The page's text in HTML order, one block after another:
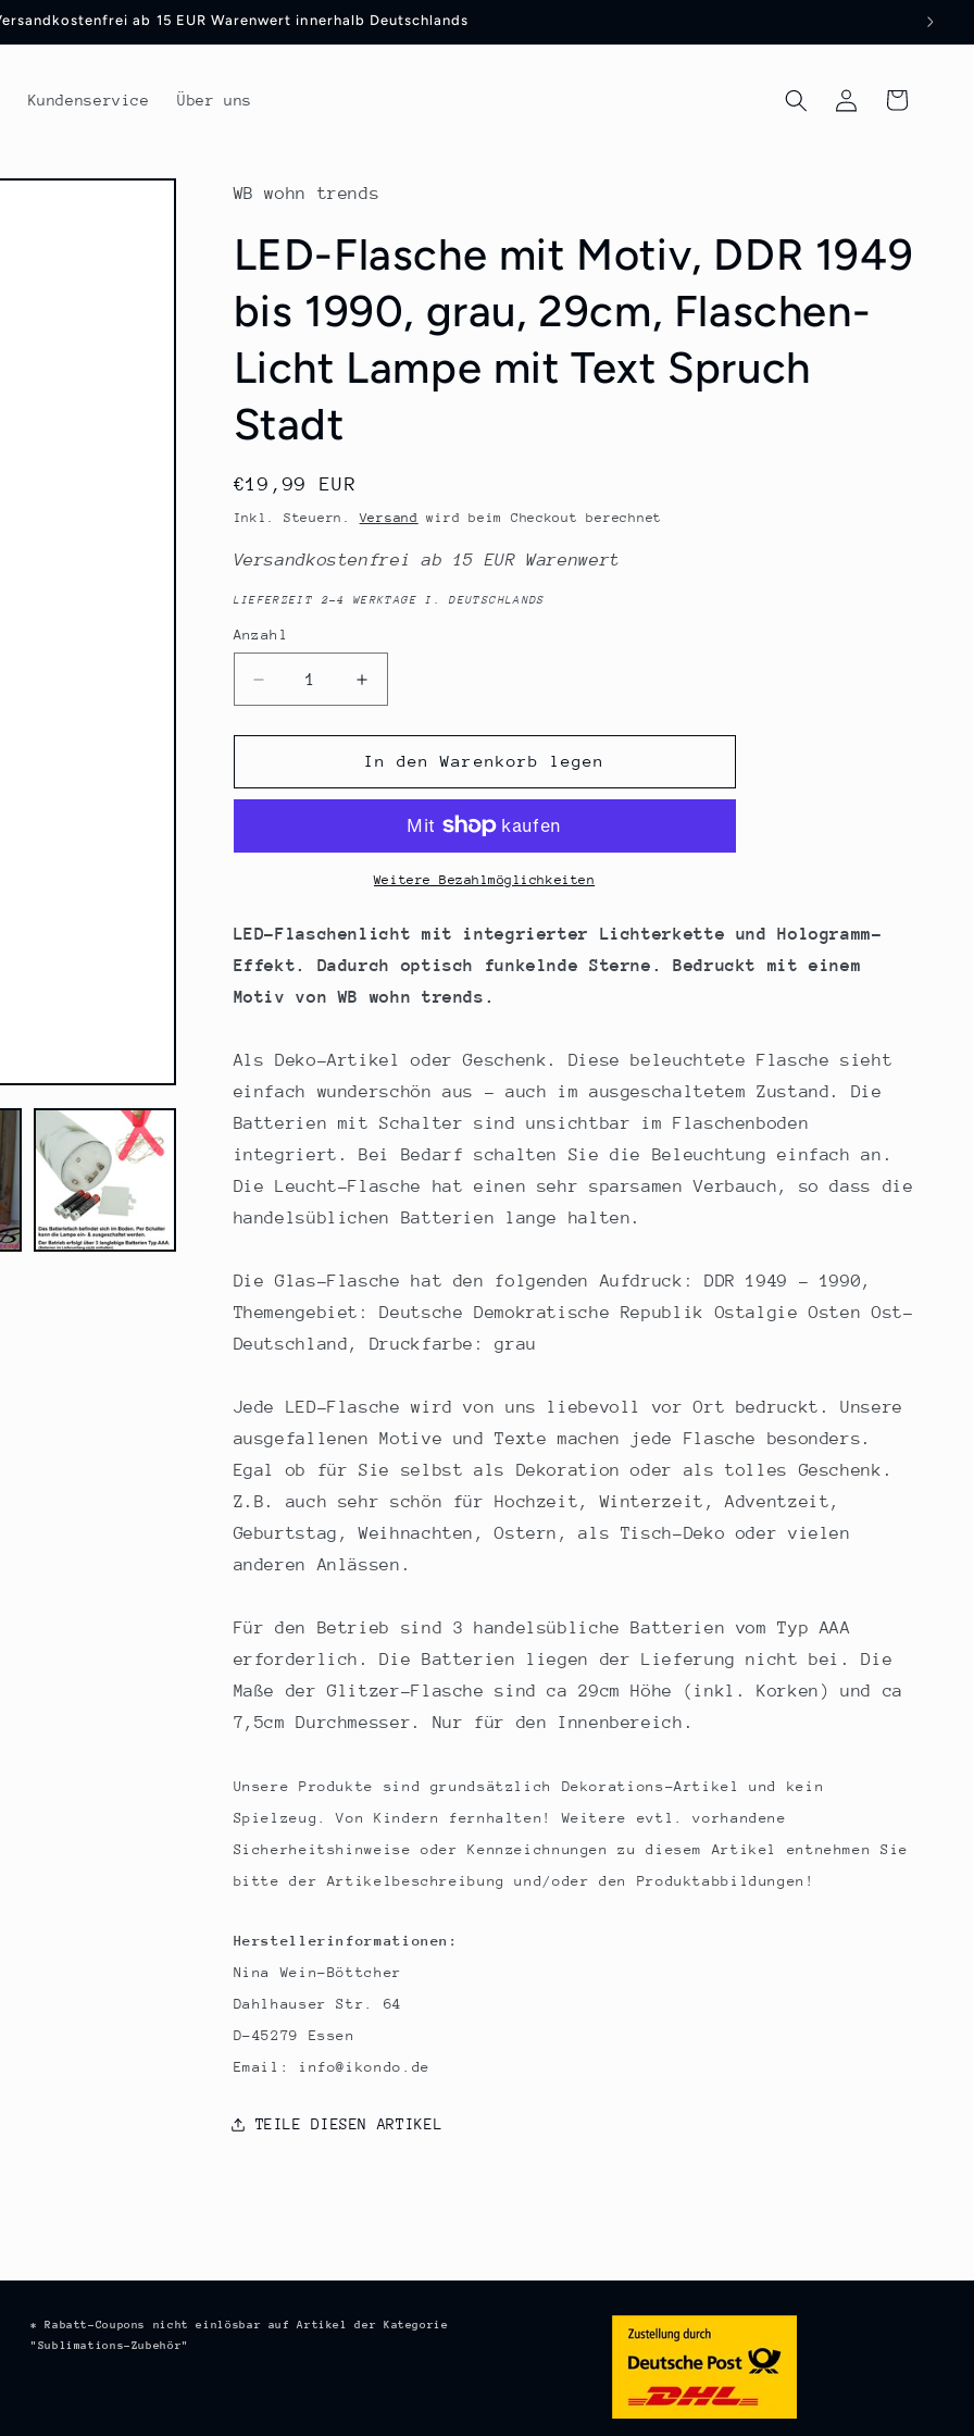
Versandkostenfrei ab 15 EUR Warenwert innerhalb Deutschlands
Kundenservice Über uns EinloggenWarenkorb
WB wohn trends
LED-Flasche mit Motiv, DDR 1949
bis 1990, grau, 29cm, Flaschen-
Licht Lampe mit Text Spruch
Stadt
Normaler
Preis
€19,99 EUR
Inkl. Steuern.Versand wird beim Checkout berechnet
Versandkostenfrei ab 15 EUR Warenwert
LIEFERZEIT 2-4 WERKTAGE I. DEUTSCHLANDS
Anzahl
Anzahl
Verringere
die
Menge
LED-
Motiv,
bis
grau,
29cm,
Lampe
mit
Text
Spruch
Stadt
Erhöhe
die
Menge
für
LED-
Motiv,
DDR
bis
grau,
29cm,
Lampe
mit
Text
Spruch
Stadt
In den Warenkorb legen
Weitere Bezahlmöglichkeiten
LED-Flaschenlicht mit integrierter Lichterkette und Hologramm-
Effekt. Dadurch optisch funkelnde Sterne. Bedruckt mit einem
Motiv von WB wohn trends.
Als Deko-Artikel oder Geschenk. Diese beleuchtete Flasche sieht
einfach wunderschön aus - auch im ausgeschaltetem Zustand. Die
Batterien mit Schalter sind unsichtbar im Flaschenboden
integriert. Bei Bedarf schalten Sie die Beleuchtung einfach an.
Die Leucht-Flasche hat einen sehr sparsamen Verbauch, so dass die
handelsüblichen Batterien lange halten.
Die Glas-Flasche hat den folgenden Aufdruck: DDR 1949 - 1990,
Themengebiet: Deutsche Demokratische Republik Ostalgie Osten Ost-
Deutschland, Druckfarbe: grau
Jede LED-Flasche wird von uns liebevoll vor Ort bedruckt. Unsere
ausgefallenen Motive und Texte machen jede Flasche besonders.
Egal ob für Sie selbst als Dekoration oder als tolles Geschenk.
Z.B. auch sehr schön für Hochzeit, Winterzeit, Adventzeit,
Geburtstag, Weihnachten, Ostern, als Tisch-Deko oder vielen
anderen Anlässen.
Für den Betrieb sind 3 handelsübliche Batterien vom Typ AAA
erforderlich. Die Batterien liegen der Lieferung nicht bei. Die
Maße der Glitzer-Flasche sind ca 29cm Höhe (inkl. Korken) und ca
7,5cm Durchmesser. Nur für den Innenbereich.
Unsere Produkte sind grundsätzlich Dekorations-Artikel und kein
Spielzeug. Von Kindern fernhalten! Weitere evtl. vorhandene
Sicherheitshinweise oder Kennzeichnungen zu diesem Artikel entnehmen Sie
bitte der Artikelbeschreibung und/oder den Produktabbildungen!
Herstellerinformationen:
Nina Wein-Böttcher
Dahlhauser Str. 64
D-45279 Essen
Email: info@ikondo.de
TEILE DIESEN ARTIKEL
* Rabatt-Coupons nicht einlösbar auf Artikel der Kategorie
"Sublimations-Zubehör"